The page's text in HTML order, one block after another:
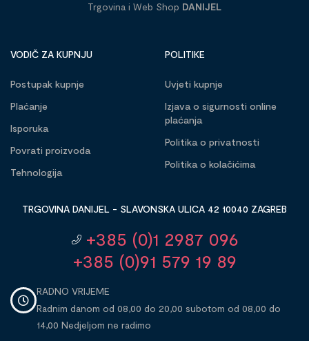
Trgovina i Web Shop DANIJEL
VODIČ ZA KUPNJU
Postupak kupnje
Plaćanje
Isporuka
Povrati proizvoda
Tehnologija
POLITIKE
Uvjeti kupnje
Izjava o sigurnosti online
plaćanja
Politika o privatnosti
Politika o kolačićima
TRGOVINA DANIJEL - SLAVONSKA ULICA 42 10040 ZAGREB
+385 (0)1 2987 096
+385 (0)91 579 19 89
RADNO VRIJEME
Radnim danom od 08,00 do 20,00 subotom od 08,00 do
14,00 Nedjeljom ne radimo